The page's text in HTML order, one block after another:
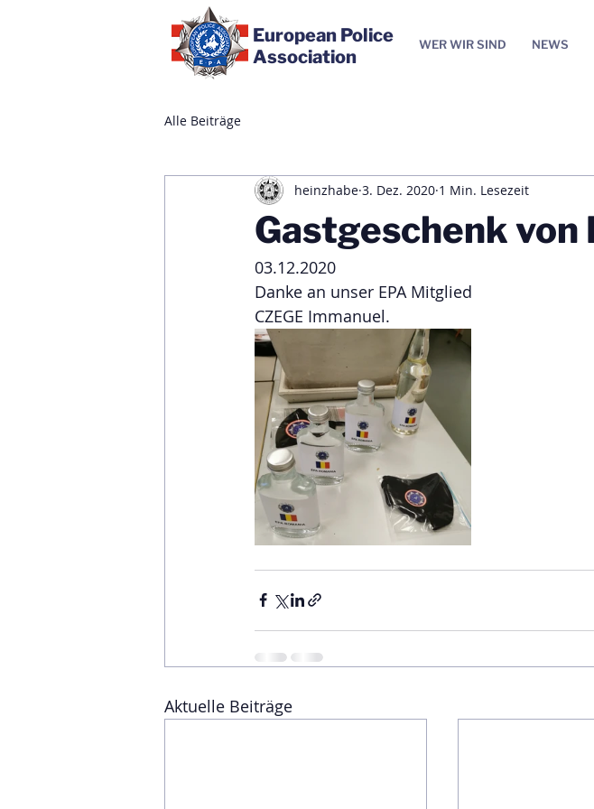
European Police
Association
WER WIR SIND NEWS
Alle Beiträge
Gastgeschenk von
heinzhabe 3. Dez. 2020 1 Min. Lesezeit
03.12.2020
Danke an unser EPA Mitglied
CZEGE Immanuel.
Aktuelle Beiträge